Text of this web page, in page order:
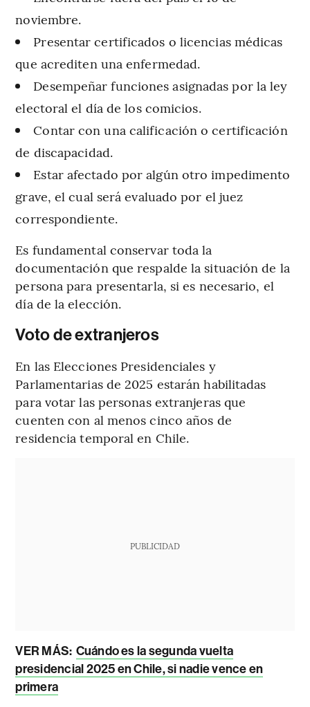
noviembre.
Presentar certificados o licencias médicas
que acrediten una enfermedad.
Desempeñar funciones asignadas por la ley
electoral el día de los comicios.
Contar con una calificación o certificación
de discapacidad.
Estar afectado por algún otro impedimento
grave, el cual será evaluado por el juez
correspondiente.
Es fundamental conservar toda la
documentación que respalde la situación de la
persona para presentarla, si es necesario, el
día de la elección.
Voto de extranjeros
En las Elecciones Presidenciales y
Parlamentarias de 2025 estarán habilitadas
para votar las personas extranjeras que
cuenten con al menos cinco años de
residencia temporal en Chile.
PUBLICIDAD
VER MÁS: Cuándo es la segunda vuelta
presidencial 2025 en Chile, si nadie vence en
primera